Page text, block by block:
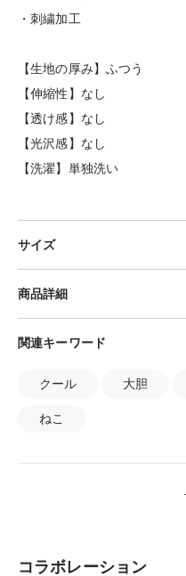
・刺繍加工
【生地の厚み】ふつう
【伸縮性】なし
【透け感】なし
【光沢感】なし
【洗濯】単独洗い
サイズ
商品詳細
関連キーワード
クール 大胆
ねこ
コラボレーション